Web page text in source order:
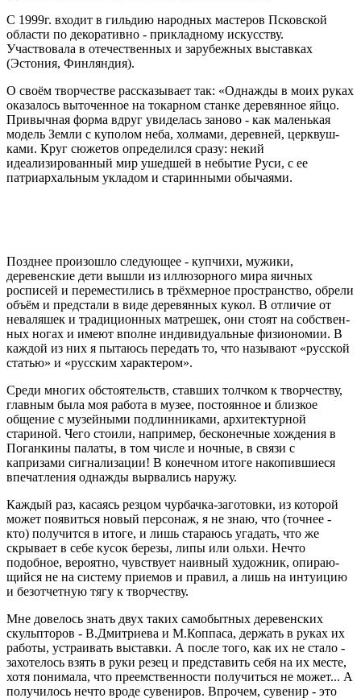
С 1999г. входит в гильдию народных мастеров Псковской
области по декоративно - прикладному искусству.
Участвовала в отечественных и зару­бежных выставках
(Эстония, Финляндия).
О своём творчестве рассказывает так: «Однажды в моих руках
оказалось выто­ченное на токарном станке деревянное яйцо.
Привычная форма вдруг увиделась заново - как маленькая
модель Земли с ку­полом неба, холмами, деревней, церквуш­
ками. Круг сюжетов определился сразу: некий
идеализированный мир ушедшей в не­бытие Руси, с ее
патриархальным укладом и старинными обычаями.
Позднее произошло следующее - куп­чихи, мужики,
деревенские дети вышли из иллюзорного мира яичных
росписей и пе­реместились в трёхмерное пространство, обрели
объём и предстали в виде деревян­ных кукол. В отличие от
неваляшек и тра­диционных матрешек, они стоят на собствен­
ных ногах и имеют вполне индивидуальные физиономии. В
каждой из них я пытаюсь передать то, что называют «русской
статью» и «русским характером».
Среди многих обстоятельств, ставших толчком к творчеству,
главным была моя работа в музее, постоянное и близкое
общение с музейными подлинниками, архитектурной
стариной. Чего стоили, например, бесконечные хождения в
Поганкины палаты, в том числе и ночные, в связи с
капризами сигнализа­ции! В конечном итоге накопившиеся
впечатления однажды вырвались нару­жу.
Каждый раз, касаясь резцом чурбачка-заготовки, из которой
может по­явиться новый персонаж, я не знаю, что (точнее -
кто) получится в итоге, и лишь стараюсь угадать, что же
скрывает в себе кусок березы, липы или ольхи. Нечто
подобное, вероятно, чувствует наивный художник, опираю­
щийся не на систему приемов и правил, а лишь на интуицию
и безотчетную тягу к творчеству.
Мне довелось знать двух таких самобытных деревенских
скульпторов - В.Дмитриева и М.Коппаса, держать в руках их
работы, устраивать выставки. А после того, как их не стало -
захотелось взять в руки резец и представить себя на их месте,
хотя понимала, что преемственности получиться не мо­жет... А
получилось нечто вроде сувениров. Впрочем, сувенир - это